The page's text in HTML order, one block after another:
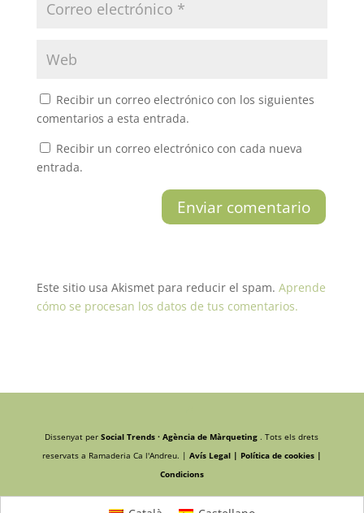
Recibir un correo electrónico con los siguientes
comentarios a esta entrada.
Recibir un correo electrónico con cada nueva
entrada.
Este sitio usa Akismet para reducir el spam. Aprende
cómo se procesan los datos de tus comentarios.
Dissenyat perSocial Trends · Agència de Màrqueting. Tots els drets
reservats a Ramaderia Ca l'Andreu. | Avís Legal | Política de cookies |
Condicions